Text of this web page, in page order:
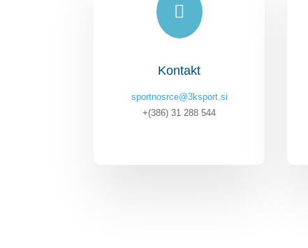

Kontakt
sportnosrce@3ksport.si
+(386) 31 288 544